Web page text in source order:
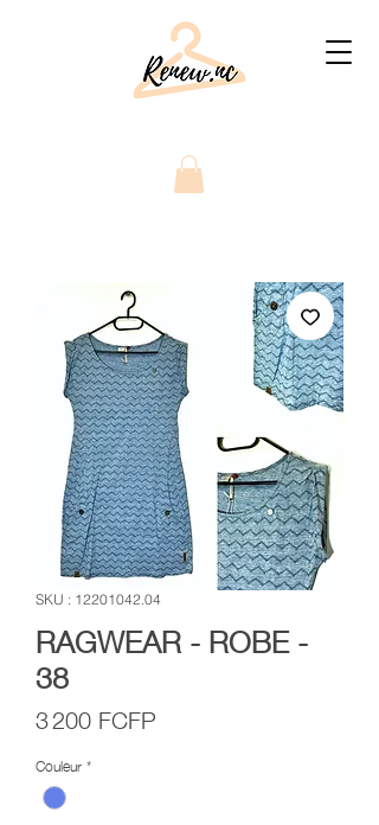
SKU : 12201042.04
RAGWEAR - ROBE -
38
3 200 FCFP
Couleur*